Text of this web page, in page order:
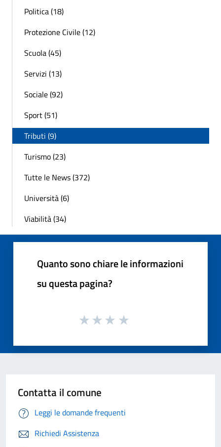
Politica (18)
Protezione Civile (12)
Scuola (45)
Servizi (13)
Sociale (92)
Sport (51)
Tributi (9)
Turismo (23)
Tutte le News (372)
Università (6)
Viabilità (34)
Quanto sono chiare le informazioni
su questa pagina?
Contatta il comune
Leggi le domande frequenti
Richiedi Assistenza